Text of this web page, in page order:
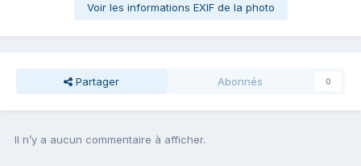
Voir les informations EXIF de la photo
Partager Abonnés 0
Il n’y a aucun commentaire à afficher.